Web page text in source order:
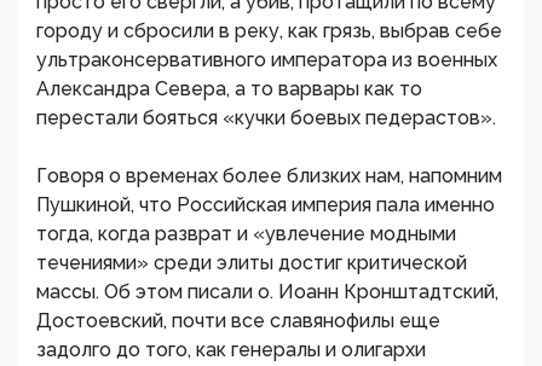
городу и сбросили в реку, как грязь, выбрав себе
ультраконсервативного императора из военных
Александра Севера, а то варвары как то
перестали бояться «кучки боевых педерастов».
Говоря о временах более близких нам, напомним
Пушкиной, что Российская империя пала именно
тогда, когда разврат и «увлечение модными
течениями» среди элиты достиг критической
массы. Об этом писали о. Иоанн Кронштадтский,
Достоевский, почти все славянофилы еще
задолго до того, как генералы и олигархи